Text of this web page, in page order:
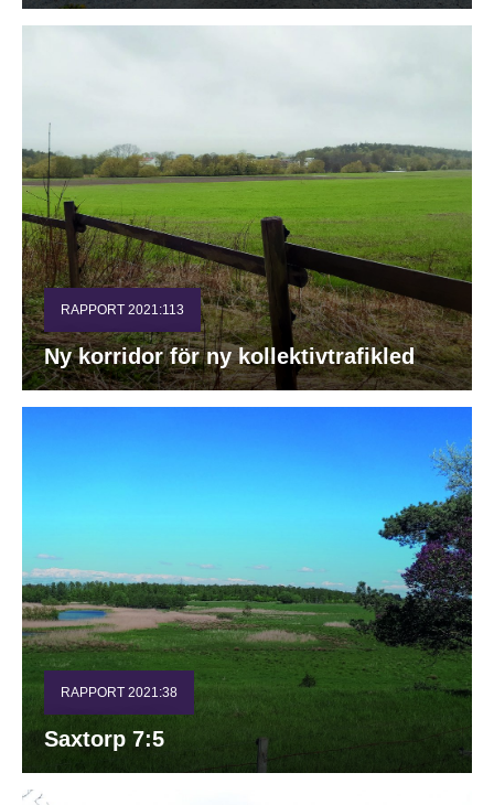
RAPPORT 2021:113
Ny korridor för ny kollektivtrafikled
RAPPORT 2021:38
Saxtorp 7:5